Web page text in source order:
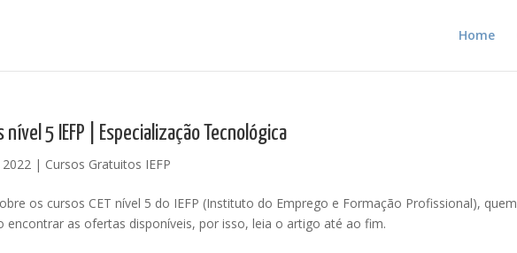
Home
nível 5 IEFP | Especialização Tecnológica
| Cursos Gratuitos IEFP
os cursos CET nível 5 do IEFP (Instituto do Emprego e Formação Profissional), quem
encontrar as ofertas disponíveis, por isso, leia o artigo até ao fim.